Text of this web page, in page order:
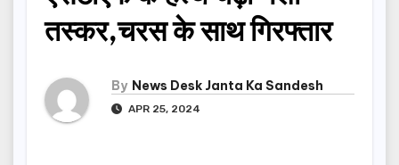
तस्कर,चरस के साथ गिरफ्तार
By News Desk Janta Ka Sandesh
APR 25, 2024